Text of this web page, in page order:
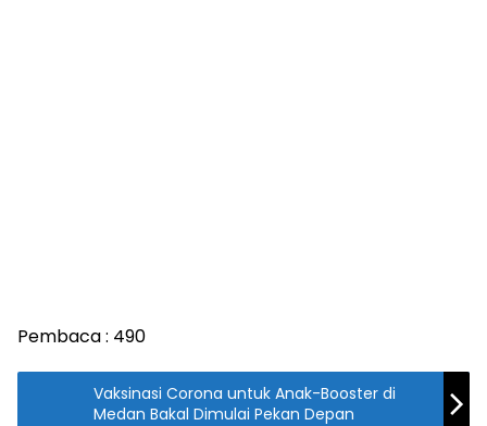
Pembaca : 490
Vaksinasi Corona untuk Anak-Booster di
Medan Bakal Dimulai Pekan Depan